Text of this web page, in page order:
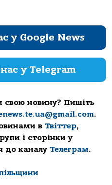
у Google News
у Telegram
свою новину? Пишіть
.
в Твіттер,
і сторінки у
до каналу Телеграм.